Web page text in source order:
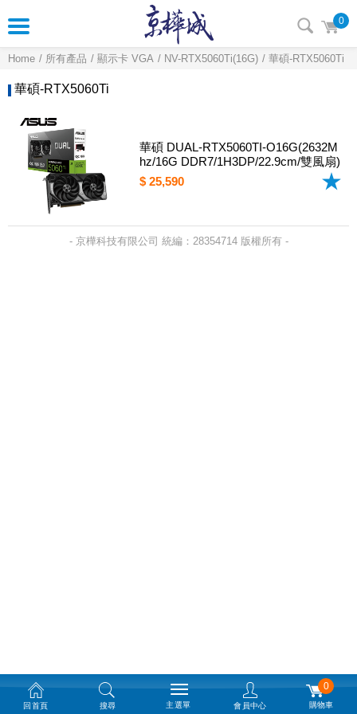
0
Home 所有產品 顯示卡 VGA NV-RTX5060Ti(16G) 華碩-RTX5060Ti
華碩-RTX5060Ti
華碩 DUAL-RTX5060TI-O16G(2632M
hz/16G DDR7/1H3DP/22.9cm/雙風扇)
$ 25,590
- 京樺科技有限公司 統編：28354714 版權所有 -
回首頁 搜尋 主選單 會員中心
0
購物車